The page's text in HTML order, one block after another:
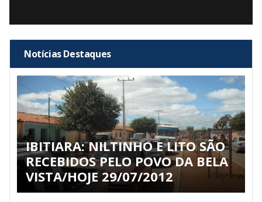
Notícias Destaques
IBITIARA: NILTINHO E LITO SÃO
RECEBIDOS PELO POVO DA BELA
VISTA/HOJE 29/07/2012